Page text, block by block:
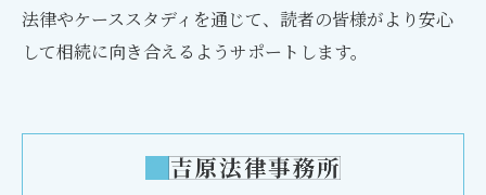
法律やケーススタディを通じて、読者の皆様がより安心
して相続に向き合えるようサポートします。